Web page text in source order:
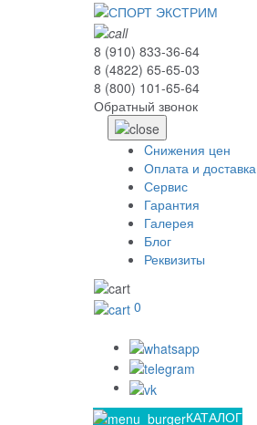
8 (910) 833-36-64
8 (4822) 65-65-03
8 (800) 101-65-64
Обратный звонок
Cнижения цен
Оплата и доставка
Сервис
Гарантия
Галерея
Блог
Реквизиты
0
КАТАЛОГ